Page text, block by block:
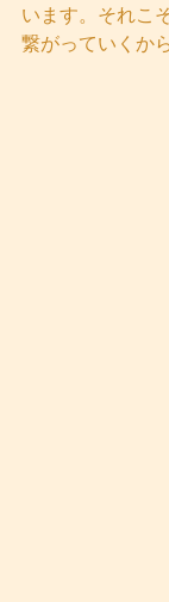
います。それこ
繋がっていくか